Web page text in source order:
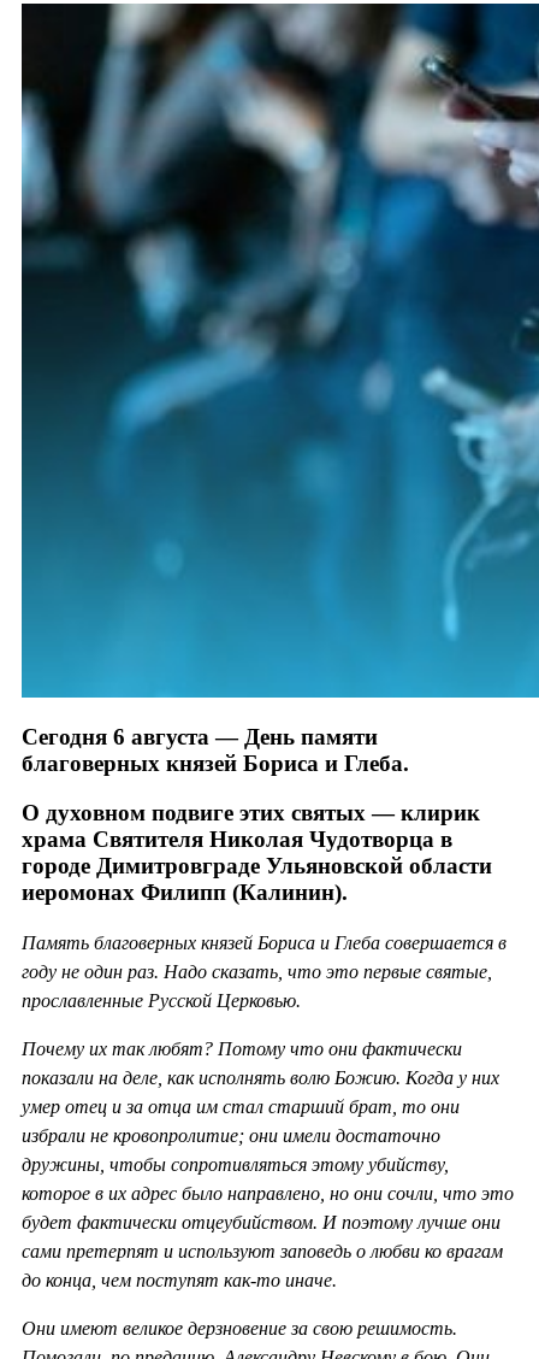
Сегодня 6 августа — День памяти
благоверных князей Бориса и Глеба.
О духовном подвиге этих святых — клирик
храма Святителя Николая Чудотворца в
городе Димитровграде Ульяновской области
иеромонах Филипп (Калинин).
Память благоверных князей Бориса и Глеба совершается в
году не один раз. Надо сказать, что это первые святые,
прославленные Русской Церковью.
Почему их так любят? Потому что они фактически
показали на деле, как исполнять волю Божию. Когда у них
умер отец и за отца им стал старший брат, то они
избрали не кровопролитие; они имели достаточно
дружины, чтобы сопротивляться этому убийству,
которое в их адрес было направлено, но они сочли, что это
будет фактически отцеубийством. И поэтому лучше они
сами претерпят и используют заповедь о любви ко врагам
до конца, чем поступят как-то иначе.
Они имеют великое дерзновение за свою решимость.